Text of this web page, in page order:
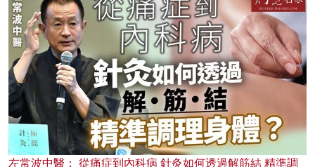
左常波中醫： 從痛症到內科病 針灸如何透過解筋結 精準調